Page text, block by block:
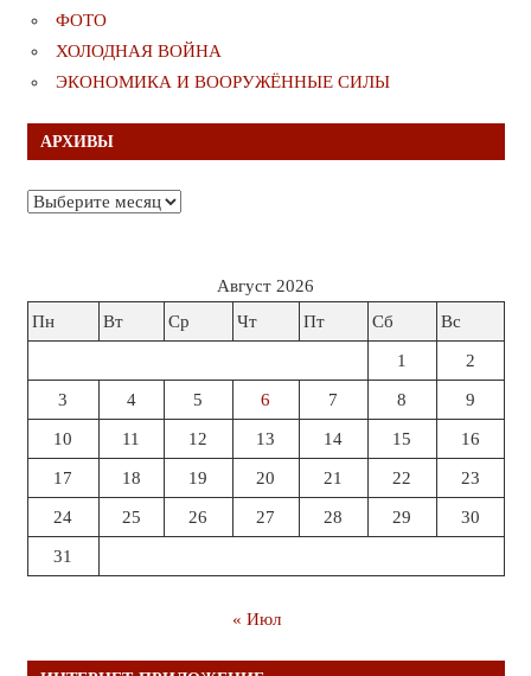
ФОТО
ХОЛОДНАЯ ВОЙНА
ЭКОНОМИКА И ВООРУЖЁННЫЕ СИЛЫ
АРХИВЫ
Архивы
Август 2026
Пн
Вт Ср Чт Пт Сб Вс
1 2
3 4 5 6 7 8 9
10 11 12 13 14 15 16
17 18 19 20 21 22 23
24 25 26 27 28 29 30
31
« Июл